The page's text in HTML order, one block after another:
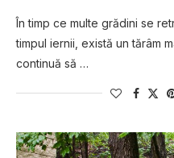
În timp ce multe grădini se
timpul iernii, există un tărâm
continuă să …